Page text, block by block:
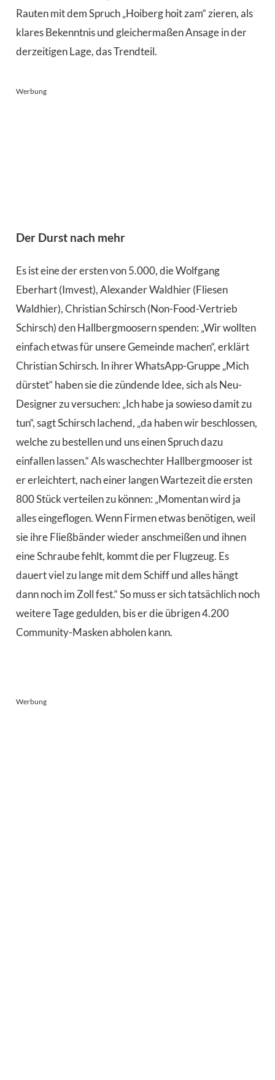
Rauten mit dem Spruch „Hoiberg hoit zam“ zieren, als
klares Bekenntnis und gleichermaßen Ansage in der
derzeitigen Lage, das Trendteil.
Werbung
Der Durst nach mehr
Es ist eine der ersten von 5.000, die Wolfgang
Eberhart (Imvest), Alexander Waldhier (Fliesen
Waldhier), Christian Schirsch (Non-Food-Vertrieb
Schirsch) den Hallbergmoosern spenden: „Wir wollten
einfach etwas für unsere Gemeinde machen“, erklärt
Christian Schirsch. In ihrer WhatsApp-Gruppe „Mich
dürstet“ haben sie die zündende Idee, sich als Neu-
Designer zu versuchen: „Ich habe ja sowieso damit zu
tun“, sagt Schirsch lachend, „da haben wir beschlossen,
welche zu bestellen und uns einen Spruch dazu
einfallen lassen.“ Als waschechter Hallbergmooser ist
er erleichtert, nach einer langen Wartezeit die ersten
800 Stück verteilen zu können: „Momentan wird ja
alles eingeflogen. Wenn Firmen etwas benötigen, weil
sie ihre Fließbänder wieder anschmeißen und ihnen
eine Schraube fehlt, kommt die per Flugzeug. Es
dauert viel zu lange mit dem Schiff und alles hängt
dann noch im Zoll fest.“ So muss er sich tatsächlich noch
weitere Tage gedulden, bis er die übrigen 4.200
Community-Masken abholen kann.
Werbung